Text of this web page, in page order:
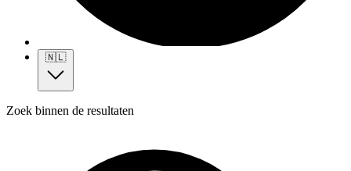
🇳🇱
Zoek binnen de resultaten